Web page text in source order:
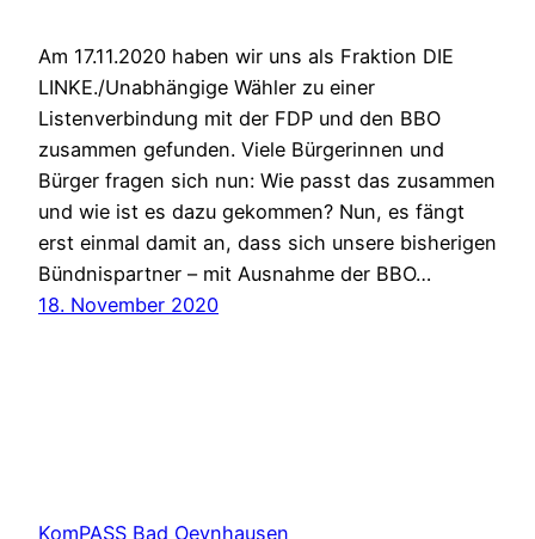
Am 17.11.2020 haben wir uns als Fraktion DIE
LINKE./Unabhängige Wähler zu einer
Listenverbindung mit der FDP und den BBO
zusammen gefunden. Viele Bürgerinnen und
Bürger fragen sich nun: Wie passt das zusammen
und wie ist es dazu gekommen? Nun, es fängt
erst einmal damit an, dass sich unsere bisherigen
Bündnispartner – mit Ausnahme der BBO…
18. November 2020
KomPASS Bad Oeynhausen